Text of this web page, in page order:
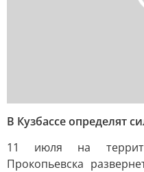
В Кузбассе определят
11 июля на
Прокопьевска